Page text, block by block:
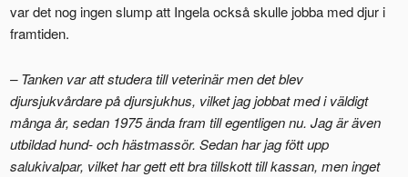
var det nog ingen slump att Ingela också skulle jobba med djur i
framtiden.
– Tanken var att studera till veterinär men det blev
djursjukvårdare på djursjukhus, vilket jag jobbat med i väldigt
många år, sedan 1975 ända fram till egentligen nu. Jag är även
utbildad hund- och hästmassör. Sedan har jag fött upp
salukivalpar, vilket har gett ett bra tillskott till kassan, men inget